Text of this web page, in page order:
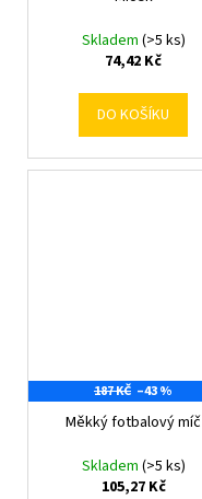
Skladem (>5 ks)
74,42 Kč
DO KOŠÍKU
187 KČ –43 %
Měkký fotbalový míč
Skladem (>5 ks)
105,27 Kč